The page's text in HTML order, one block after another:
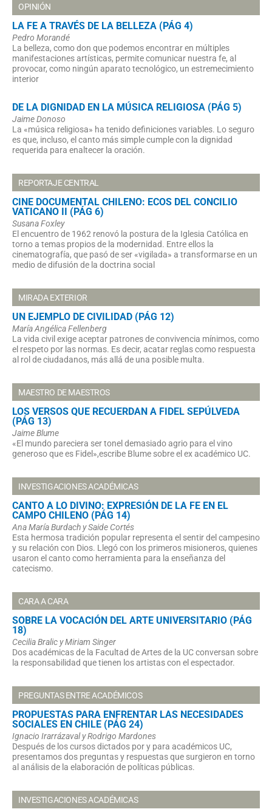
OPINIÓN
LA FE A TRAVÉS DE LA BELLEZA (PÁG 4)
Pedro Morandé
La belleza, como don que podemos encontrar en múltiples
manifestaciones artísticas, permite comunicar nuestra fe, al
provocar, como ningún aparato tecnológico, un estremecimiento
interior
DE LA DIGNIDAD EN LA MÚSICA RELIGIOSA (PÁG 5)
Jaime Donoso
La «música religiosa» ha tenido definiciones variables. Lo seguro
es que, incluso, el canto más simple cumple con la dignidad
requerida para enaltecer la oración.
REPORTAJE CENTRAL
CINE DOCUMENTAL CHILENO: ECOS DEL CONCILIO
VATICANO II (PÁG 6)
Susana Foxley
El encuentro de 1962 renovó la postura de la Iglesia Católica en
torno a temas propios de la modernidad. Entre ellos la
cinematografía, que pasó de ser «vigilada» a transformarse en un
medio de difusión de la doctrina social
MIRADA EXTERIOR
UN EJEMPLO DE CIVILIDAD (PÁG 12)
María Angélica Fellenberg
La vida civil exige aceptar patrones de convivencia mínimos, como
el respeto por las normas. Es decir, acatar reglas como respuesta
al rol de ciudadanos, más allá de una posible multa.
MAESTRO DE MAESTROS
LOS VERSOS QUE RECUERDAN A FIDEL SEPÚLVEDA
(PÁG 13)
Jaime Blume
«El mundo pareciera ser tonel demasiado agrio para el vino
generoso que es Fidel»,escribe Blume sobre el ex académico UC.
INVESTIGACIONES ACADÉMICAS
CANTO A LO DIVINO: EXPRESIÓN DE LA FE EN EL
CAMPO CHILENO (PÁG 14)
Ana María Burdach y Saide Cortés
Esta hermosa tradición popular representa el sentir del campesino
y su relación con Dios. Llegó con los primeros misioneros, quienes
usaron el canto como herramienta para la enseñanza del
catecismo.
CARA A CARA
SOBRE LA VOCACIÓN DEL ARTE UNIVERSITARIO (PÁG
18)
Cecilia Bralic y Miriam Singer
Dos académicas de la Facultad de Artes de la UC conversan sobre
la responsabilidad que tienen los artistas con el espectador.
PREGUNTAS ENTRE ACADÉMICOS
PROPUESTAS PARA ENFRENTAR LAS NECESIDADES
SOCIALES EN CHILE (PÁG 24)
Ignacio Irarrázaval y Rodrigo Mardones
Después de los cursos dictados por y para académicos UC,
presentamos dos preguntas y respuestas que surgieron en torno
al análisis de la elaboración de políticas públicas.
INVESTIGACIONES ACADÉMICAS